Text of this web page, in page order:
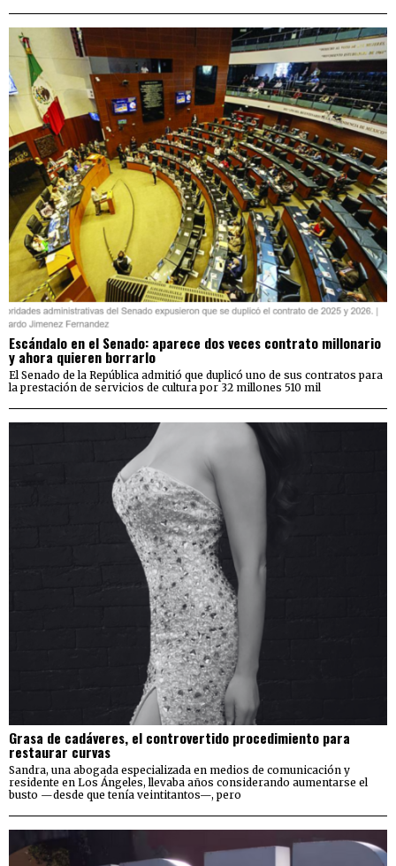
Escándalo en el Senado: aparece dos veces contrato millonario
y ahora quieren borrarlo
El Senado de la República admitió que duplicó uno de sus contratos para
la prestación de servicios de cultura por 32 millones 510 mil
Grasa de cadáveres, el controvertido procedimiento para
restaurar curvas
Sandra, una abogada especializada en medios de comunicación y
residente en Los Ángeles, llevaba años considerando aumentarse el
busto —desde que tenía veintitantos—, pero